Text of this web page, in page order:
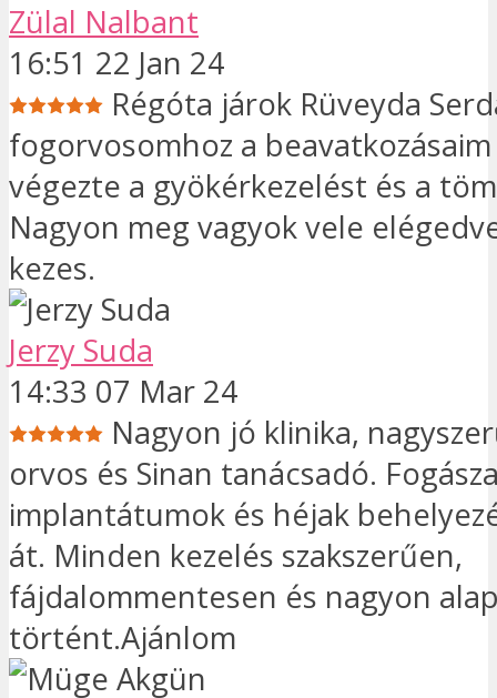
Zülal Nalbant
16:51 22 Jan 24
Régóta járok Rüveyda
fogorvosomhoz a
végezte a gyökérkezelést és a
Nagyon meg vagyok vele
kezes.
Jerzy Suda
14:33 07 Mar 24
Nagyon jó klinika,
orvos és Sinan tanácsadó.
implantátumok és héjak
át. Minden kezelés szakszerűen,
fájdalommentesen és nagyon
történt.Ajánlom